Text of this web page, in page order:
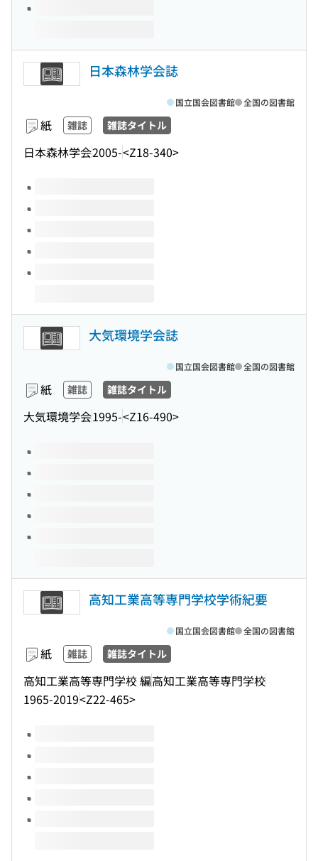
日本森林学会誌
紙 雑誌 雑誌タイトル
日本森林学会2005-<Z18-340>
国立国会図書館 全国の図書館
このタイトルの巻号
大気環境学会誌
紙 雑誌 雑誌タイトル
大気環境学会1995-<Z16-490>
国立国会図書館 全国の図書館
このタイトルの巻号
高知工業高等専門学校学術紀要
紙 雑誌 雑誌タイトル
高知工業高等専門学校 編高知工業高等専門学校
1965-2019<Z22-465>
国立国会図書館 全国の図書館
このタイトルの巻号